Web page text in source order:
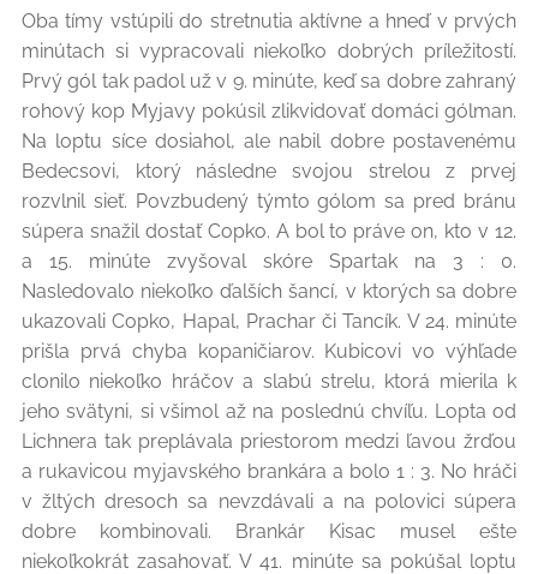
Oba tímy vstúpili do stretnutia aktívne a hneď v prvých
minútach si vypracovali niekoľko dobrých príležitostí.
Prvý gól tak padol už v 9. minúte, keď sa dobre zahraný
rohový kop Myjavy pokúsil zlikvidovať domáci gólman.
Na loptu síce dosiahol, ale nabil dobre postavenému
Bedecsovi, ktorý následne svojou strelou z prvej
rozvlnil sieť. Povzbudený týmto gólom sa pred bránu
súpera snažil dostať Copko. A bol to práve on, kto v 12.
a 15. minúte zvyšoval skóre Spartak na 3 : 0.
Nasledovalo niekoľko ďalších šancí, v ktorých sa dobre
ukazovali Copko, Hapal, Prachar či Tancík. V 24. minúte
prišla prvá chyba kopaničiarov. Kubicovi vo výhľade
clonilo niekoľko hráčov a slabú strelu, ktorá mierila k
jeho svätyni, si všimol až na poslednú chvíľu. Lopta od
Lichnera tak preplávala priestorom medzi ľavou žrďou
a rukavicou myjavského brankára a bolo 1 : 3. No hráči
v žltých dresoch sa nevzdávali a na polovici súpera
dobre kombinovali. Brankár Kisac musel ešte
niekoľkokrát zasahovať. V 41. minúte sa pokúšal loptu